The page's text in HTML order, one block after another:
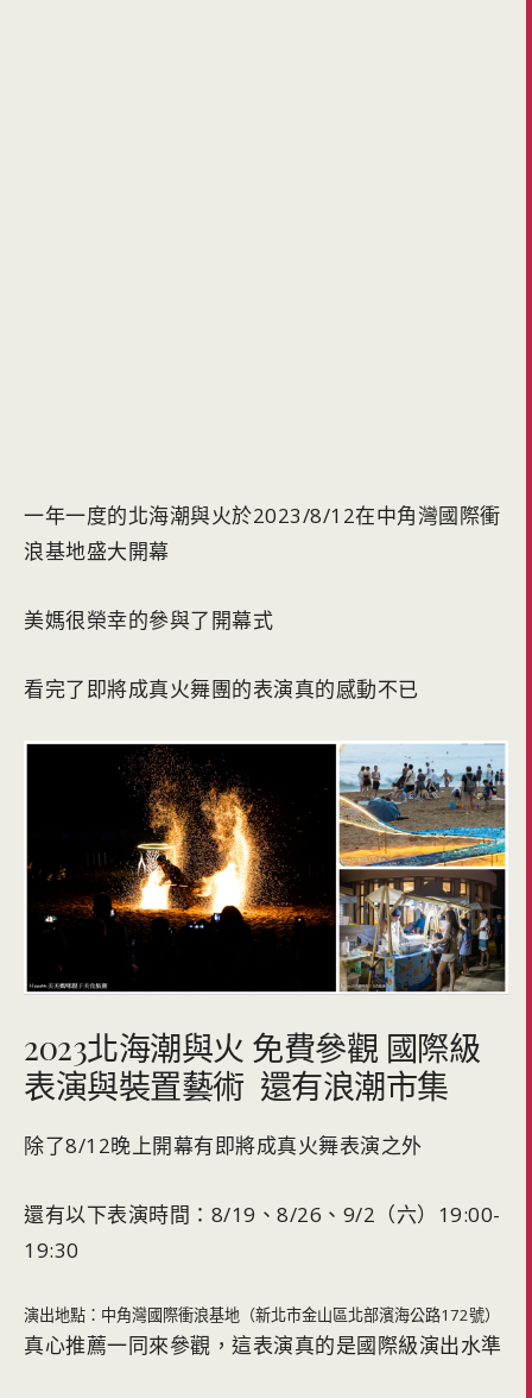
一年一度的北海潮與火於2023/8/12在中角灣國際衝
浪基地盛大開幕
美媽很榮幸的參與了開幕式
看完了即將成真火舞團的表演真的感動不已
2023北海潮與火 免費參觀 國際級
表演與裝置藝術 還有浪潮市集
除了8/12晚上開幕有即將成真火舞表演之外
還有以下表演時間：8/19、8/26、9/2（六）19:00-
19:30
演出地點：中角灣國際衝浪基地（新北市金山區北部濱海公路172號）
真心推薦一同來參觀，這表演真的是國際級演出水準